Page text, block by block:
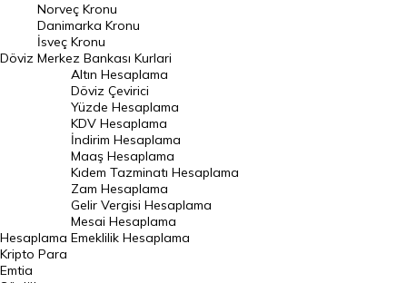
Kanada Doları Kuru
Norveç Kronu Kuru
İsveç Kronu Kuru
Japon Yeni Kuru
Serbest Piyasa Döviz Kurları
Merkez Bankası Döviz Kurları
Altın Fiyatları
Gram Altın Fiyatı
Döviz
Norveç Kronu
Danimarka Kronu
İsveç Kronu
Merkez Bankası Kurlari
Hesaplama
Altın Hesaplama
Döviz Çevirici
Yüzde Hesaplama
KDV Hesaplama
İndirim Hesaplama
Maaş Hesaplama
Kıdem Tazminatı Hesaplama
Zam Hesaplama
Gelir Vergisi Hesaplama
Mesai Hesaplama
Emeklilik Hesaplama
Kripto Para
Emtia